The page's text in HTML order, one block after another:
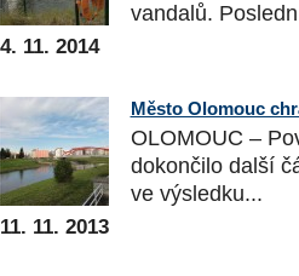
vandalů.
4. 11. 2014
Město Olomouc
OLOMOUC –
dokončilo další
ve výsledku...
11. 11. 2013